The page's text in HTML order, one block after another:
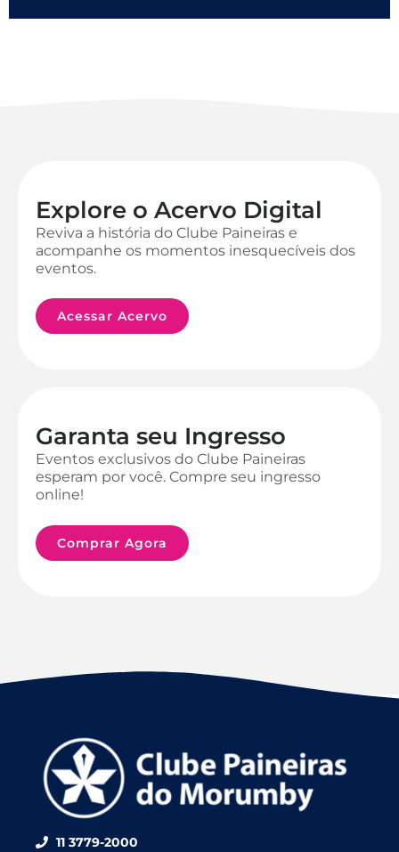
Explore o Acervo Digital
Reviva a história do Clube Paineiras e
acompanhe os momentos inesquecíveis dos
eventos.
Acessar Acervo
Garanta seu Ingresso
Eventos exclusivos do Clube Paineiras
esperam por você. Compre seu ingresso
online!
Comprar Agora
11 3779-2000